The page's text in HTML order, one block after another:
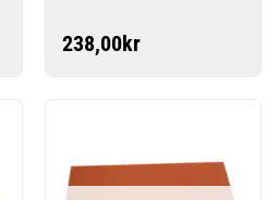
238,00kr